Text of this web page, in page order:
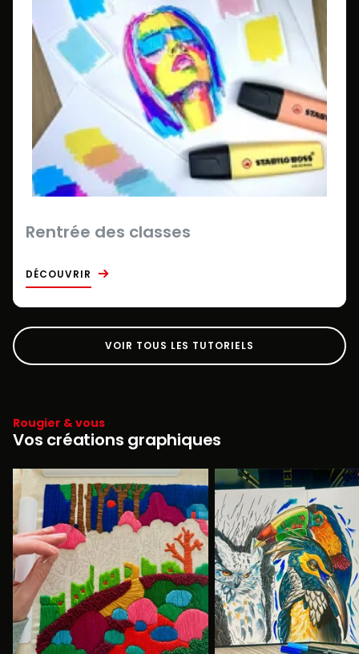
Rentrée des classes
DÉCOUVRIR
VOIR TOUS LES TUTORIELS
Rougier & vous
Vos créations graphiques